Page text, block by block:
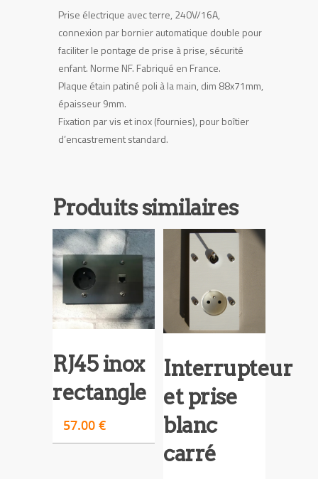
Prise électrique avec terre, 240V/16A,
connexion par bornier automatique double pour
faciliter le pontage de prise à prise, sécurité
enfant. Norme NF. Fabriqué en France.
Plaque étain patiné poli à la main, dim 88x71mm,
épaisseur 9mm.
Fixation par vis et inox (fournies), pour boîtier
d’encastrement standard.
Produits similaires
RJ45 inox
rectangle
57.00 €
Interrupteur
et prise
blanc
carré